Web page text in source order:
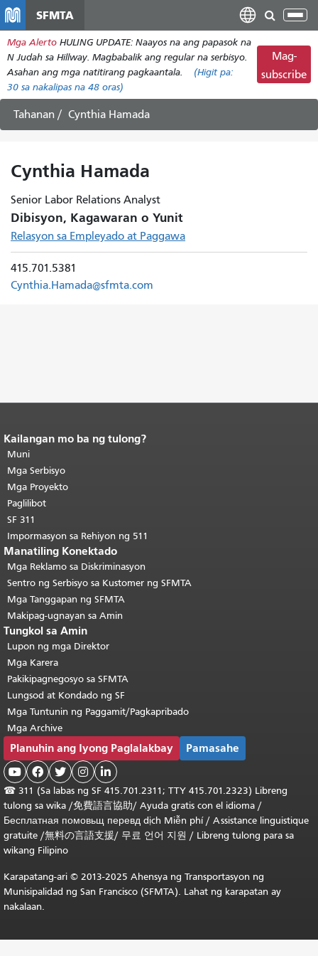
pangunahing
nilalaman
SFMTA
I-
ang
Mga Alerto HULING UPDATE: Naayos na ang papasok na
N Judah sa Hillway. Magbabalik ang regular na serbisyo.
Asahan ang mga natitirang pagkaantala.
(Higit pa:
30 sa nakalipas na 48 oras)
Mag-
subscribe
Tahanan Cynthia Hamada
Cynthia Hamada
Senior Labor Relations Analyst
Dibisyon, Kagawaran o Yunit
Relasyon sa Empleyado at Paggawa
415.701.5381
Cynthia.Hamada@sfmta.com
Katapusan ng nilalaman ng
pahina.
pahinang ito ay nauulit sa bawat
pahina.Bumalik sa tuktok ng
pangunahing nilalaman
Kailangan mo ba ng tulong?
Muni
Mga Serbisyo
Mga Proyekto
Paglilibot
SF 311
Impormasyon sa Rehiyon ng 511
Manatiling Konektado
Mga Reklamo sa Diskriminasyon
Sentro ng Serbisyo sa Kustomer ng SFMTA
Mga Tanggapan ng SFMTA
Makipag-ugnayan sa Amin
Tungkol sa Amin
Lupon ng mga Direktor
Mga Karera
Pakikipagnegosyo sa SFMTA
Lungsod at Kondado ng SF
Mga Tuntunin ng Paggamit/Pagkapribado
Mga Archive
Planuhin ang Iyong Paglalakbay Pamasahe
    
☎ 311 (Sa labas ng SF 415.701.2311; TTY 415.701.2323) Libreng
tulong sa wika /免費語言協助/ Ayuda gratis con el idioma /
Бесплатная помовьщ перевд dịch Miễn phí/ Assistance linguistique
gratuite /無料の言語支援/ 무료 언어 지원 / Libreng tulong para sa
wikang Filipino
Karapatang-ari © 2013-2025 Ahensya ng Transportasyon ng
Munisipalidad ng San Francisco (SFMTA). Lahat ng karapatan ay
nakalaan.